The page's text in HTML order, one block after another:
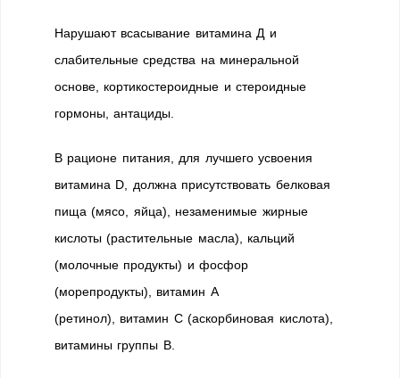
Нарушают всасывание витамина Д и
слабительные средства на минеральной
основе, кортикостероидные и стероидные
гормоны, антациды.
В рационе питания, для лучшего усвоения
витамина D, должна присутствовать белковая
пища (мясо, яйца), незаменимые жирные
кислоты (растительные масла), кальций
(молочные продукты) и фосфор
(морепродукты), витамин А
(ретинол), витамин С (аскорбиновая кислота),
витамины группы В.